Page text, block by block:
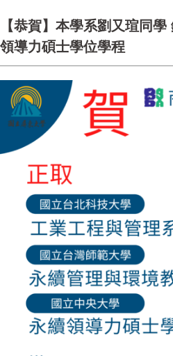
【恭賀】本學系劉又瑄同
領導力碩士學位學程